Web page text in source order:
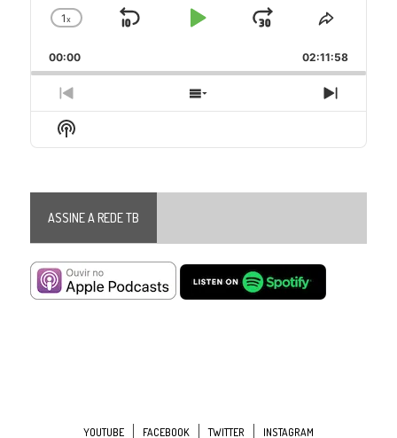
Change
Rate
1x
Skip
Play
Jump
Forward
Share
Episode
00:00 02:11:58
Previous
Episode
Show
Episodes
Next
Episode
Show
Podcast
ASSINE A REDE TB
YOUTUBE FACEBOOK TWITTER INSTAGRAM